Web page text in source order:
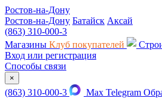
Ростов-на-Дону
Ростов-на-Дону Батайск Аксай
(863) 310-000-3
Магазины Клуб покупателей
Вход или регистрация
Способы связи
×
(863) 310-000-3 Max Telegram